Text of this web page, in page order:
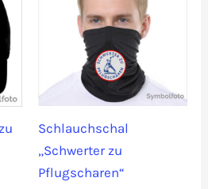
der
Produktseite
gewählt
werden
auf
Schlauchschal
„Schwerter zu
Pflugscharen“